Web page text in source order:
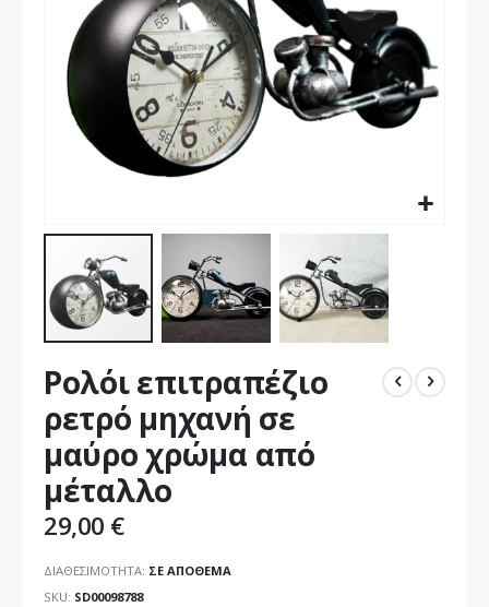
στην
αρχή
της
συλλογής
εικόνων
Ρολόι επιτραπέζιο
ρετρό μηχανή σε
μαύρο χρώμα από
μέταλλο
29,00 €
ΔΙΑΘΕΣΙΜΌΤΗΤΑ: ΣΕ ΑΠΌΘΕΜΑ
SKU SD00098788